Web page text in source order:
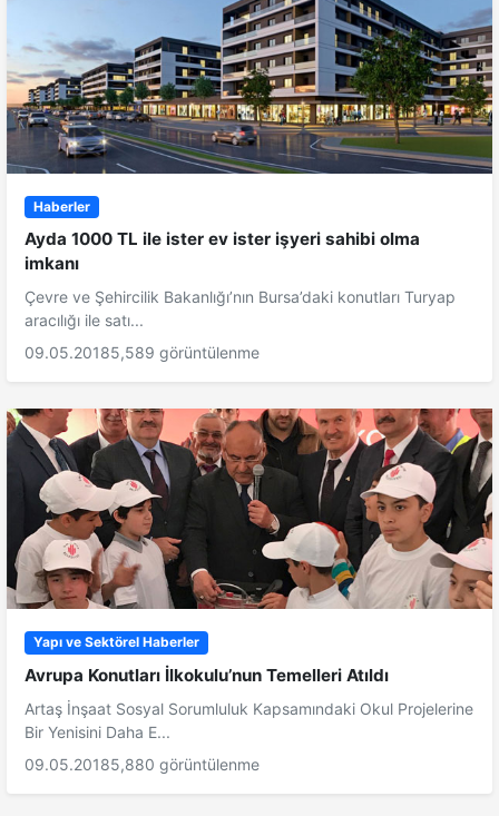
Haberler
Ayda 1000 TL ile ister ev ister işyeri sahibi olma
imkanı
Çevre ve Şehircilik Bakanlığı’nın Bursa’daki konutları Turyap
aracılığı ile satı...
09.05.20185,589 görüntülenme
Yapı ve Sektörel Haberler
Avrupa Konutları İlkokulu’nun Temelleri Atıldı
Artaş İnşaat Sosyal Sorumluluk Kapsamındaki Okul Projelerine
Bir Yenisini Daha E...
09.05.20185,880 görüntülenme